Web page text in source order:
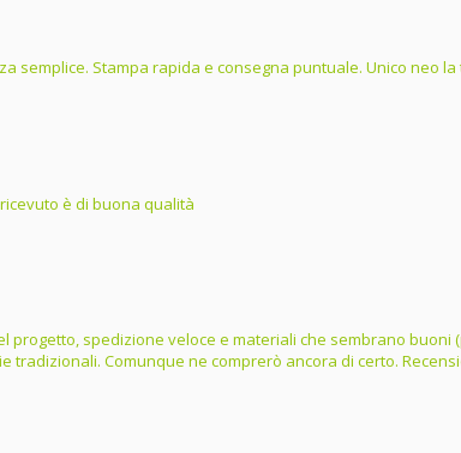
semplice. Stampa rapida e consegna puntuale. Unico neo
è di buona qualità
spedizione veloce e materiali che sembrano buoni
tradizionali. Comunque ne comprerò ancora di certo.